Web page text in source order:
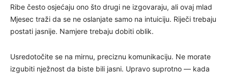
Ribe često osjećaju ono što drugi ne izgovaraju, ali ovaj mlad
Mjesec traži da se ne oslanjate samo na intuiciju. Riječi trebaju
postati jasnije. Namjere trebaju dobiti oblik.
Usredotočite se na mirnu, preciznu komunikaciju. Ne morate
izgubiti nježnost da biste bili jasni. Upravo suprotno — kada